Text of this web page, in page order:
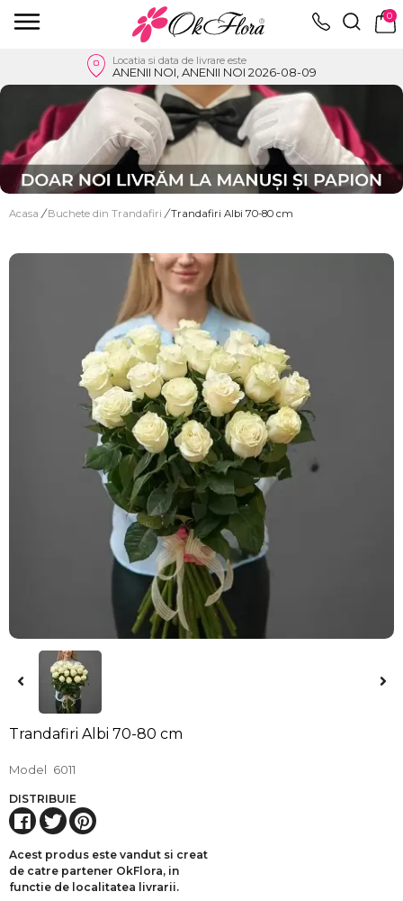
0
Locatia si data de livrare este
ANENII NOI, ANENII NOI 2026-08-09
Acasa / Buchete din Trandafiri / Trandafiri Albi 70-80 cm
Trandafiri Albi 70-80 cm
Model 6011
DISTRIBUIE
Acest produs este vandut si creat
de catre partener OkFlora, in
functie de localitatea livrarii.